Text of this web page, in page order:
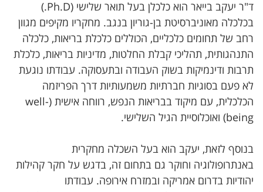
ד"ר יעקב בייאר הוא כלכלן בעל תואר שלישי (Ph.D.)
בכלכלה מאוניברסיטת בן-גוריון בנגב. מחקריו מקיפים מגוון
רחב של תחומים כלכליים, הכוללים כלכלת בריאות, כלכלה
התנהגותית, תהליכי קבלת החלטות, מדיניות בריאות, כלכלת
תרבות ודינמיקות בשוק העבודה ובתעסוקה. עבודתו נוגעת
לא פעם בסוגיות חברתיות משמעותיות דרך הפריזמה
הכלכלית, עם מיקוד בבריאות הנפש, רווחה אישית (well-
being) ואוכלוסיית הגיל השלישי.
בנוסף לזאת, יעקב הוא בעל השכלה מחקרית
באנתרופולוגיה וחוקר גם בתחום זה, בדגש על חקר קהילות
יהודיות בדרום אמריקה ובמזרח אירופה. עבודתו